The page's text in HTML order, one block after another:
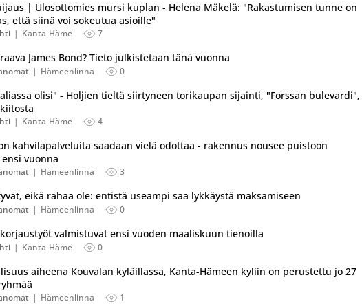
| Ulosottomies mursi kuplan - Helena Mäkelä: "Rakastumisen tunne on
että siinä voi sokeutua asioille"
Kanta-Häme 7
James Bond? Tieto julkistetaan tänä vuonna
Hämeenlinna 0
olisi" - Holjien tieltä siirtyneen torikaupan sijainti, "Forssan bulevardi",
Kanta-Häme 4
kahvilapalveluita saadaan vielä odottaa - rakennus nousee puistoon
vuonna
Hämeenlinna 3
eikä rahaa ole: entistä useampi saa lykkäystä maksamiseen
Hämeenlinna 0
valmistuvat ensi vuoden maaliskuun tienoilla
Kanta-Häme 0
aiheena Kouvalan kyläillassa, Kanta-Hämeen kyliin on perustettu jo 27
Hämeenlinna 1